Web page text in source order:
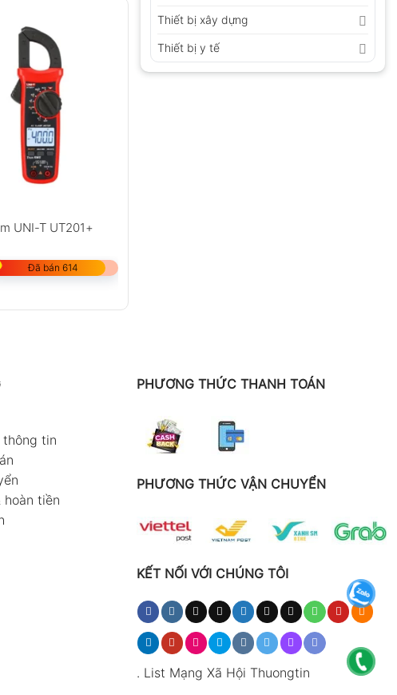
Thiết bị xây dựng
Thiết bị y tế
UNI-T UT201+
Đã bán 614
thông tin
hoàn tiền
PHƯƠNG THỨC THANH TOÁN
PHƯƠNG THỨC VẬN CHUYỂN
KẾT NỐI VỚI CHÚNG TÔI
. List Mạng Xã Hội Thuongtin